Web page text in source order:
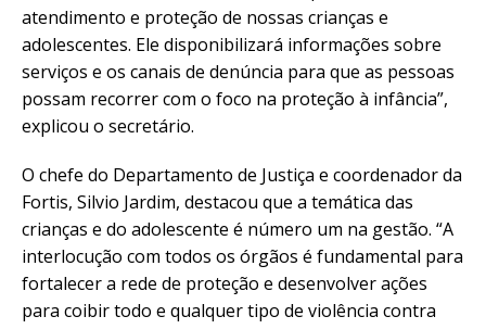
atendimento e proteção de nossas crianças e
adolescentes. Ele disponibilizará informações sobre
serviços e os canais de denúncia para que as pessoas
possam recorrer com o foco na proteção à infância”,
explicou o secretário.
O chefe do Departamento de Justiça e coordenador da
Fortis, Silvio Jardim, destacou que a temática das
crianças e do adolescente é número um na gestão. “A
interlocução com todos os órgãos é fundamental para
fortalecer a rede de proteção e desenvolver ações
para coibir todo e qualquer tipo de violência contra